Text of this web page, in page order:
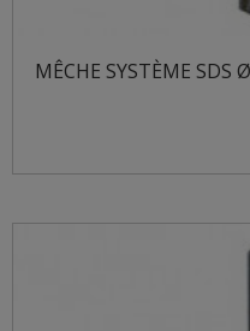
MÊCHE SYSTÈME